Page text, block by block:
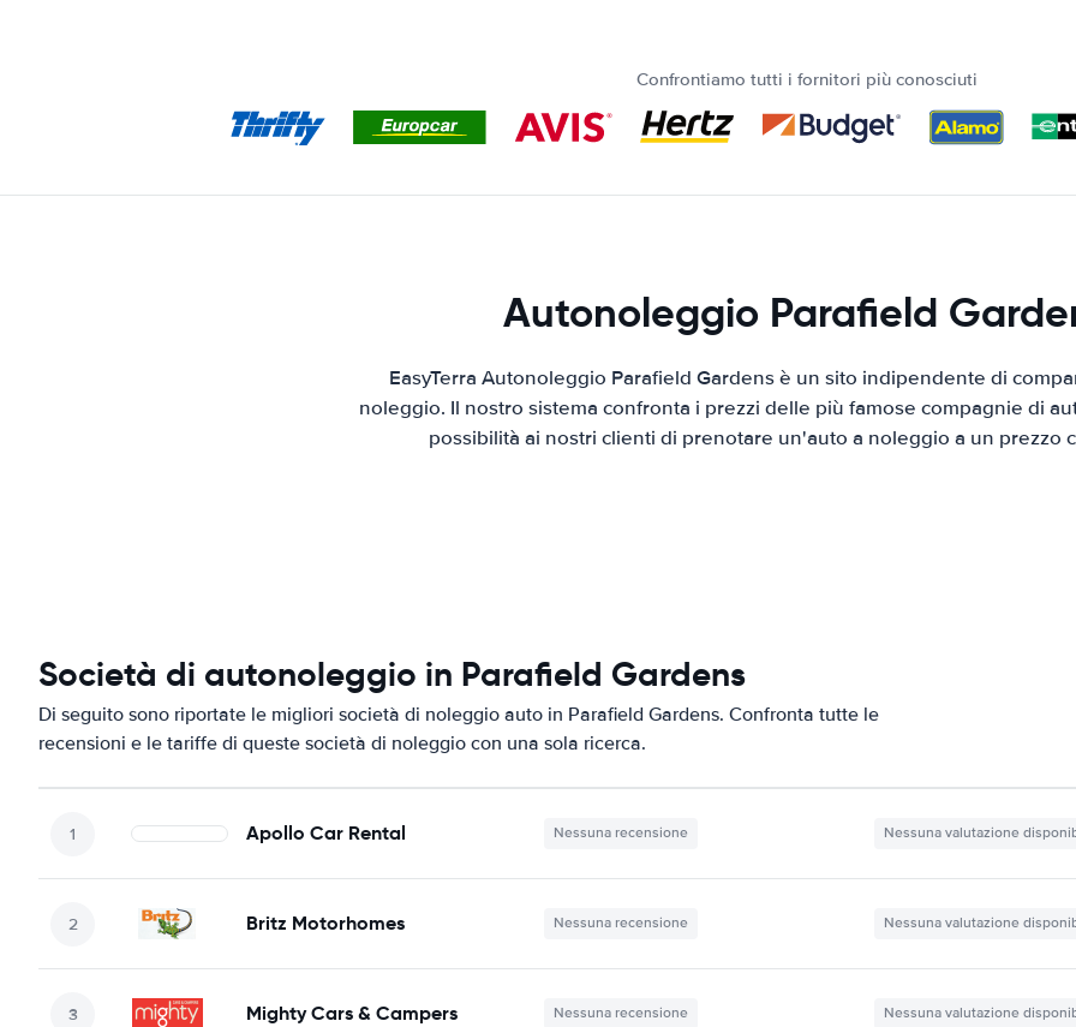
Confrontiamo tutti i fornitori più conosciuti
Autonoleggio Parafield
EasyTerra Autonoleggio Parafield Gardens è un sito indipendente di
noleggio. Il nostro sistema confronta i prezzi delle più famose compagnie di
possibilità ai nostri clienti di prenotare un'auto a noleggio a un prezzo
Società di autonoleggio in Parafield Gardens
Di seguito sono riportate le migliori società di noleggio auto in Parafield Gardens. Confronta tutte le
recensioni e le tariffe di queste società di noleggio con una sola ricerca.
Apollo Car Rental Nessuna recensione Nessuna valutazione
Britz Motorhomes Nessuna recensione Nessuna valutazione
Mighty Cars & Campers Nessuna recensione Nessuna valutazione